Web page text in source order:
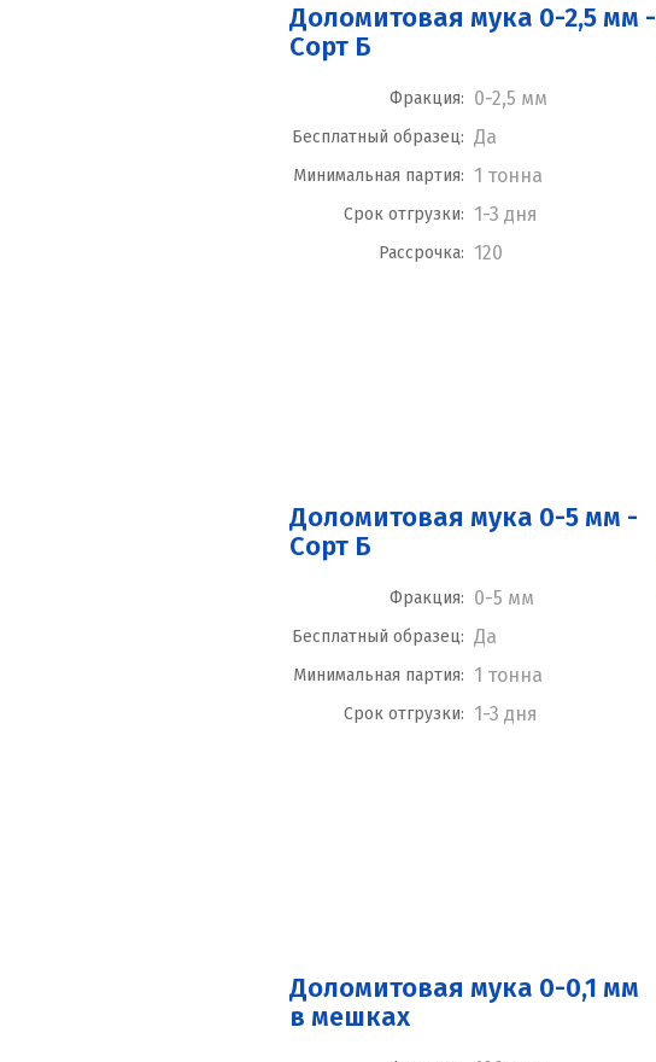
Доломитовая мука 0-2,5 мм -
Сорт Б
Фракция: 0-2,5 мм
Бесплатный образец: Да
Минимальная партия: 1 тонна
Срок отгрузки: 1-3 дня
Рассрочка: 120
Доломитовая мука 0-5 мм -
Сорт Б
Фракция: 0-5 мм
Бесплатный образец: Да
Минимальная партия: 1 тонна
Срок отгрузки: 1-3 дня
Доломитовая мука 0-0,1 мм
в мешках